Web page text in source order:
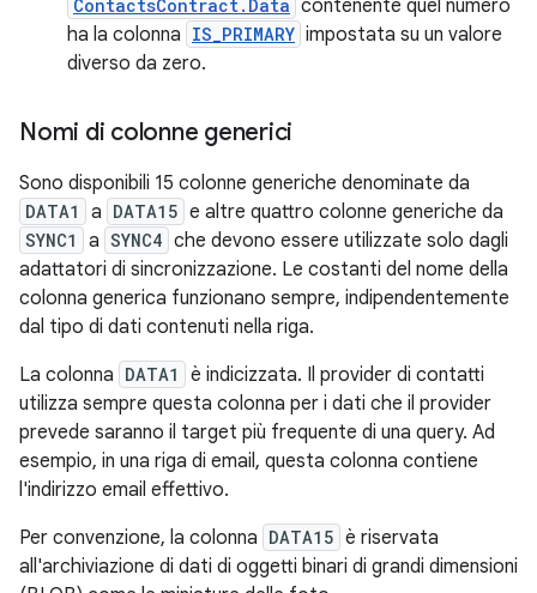
ContactsContract.Data contenente quel numero
ha la colonna IS_PRIMARY impostata su un valore
diverso da zero.
Nomi di colonne generici
Sono disponibili 15 colonne generiche denominate da
DATA1 a DATA15 e altre quattro colonne generiche da
SYNC1 a SYNC4 che devono essere utilizzate solo dagli
adattatori di sincronizzazione. Le costanti del nome della
colonna generica funzionano sempre, indipendentemente
dal tipo di dati contenuti nella riga.
La colonna DATA1
è indicizzata. Il provider di contatti
utilizza sempre questa colonna per i dati che il provider
prevede saranno il target più frequente di una query. Ad
esempio, in una riga di email, questa colonna contiene
l'indirizzo email effettivo.
Per convenzione, la colonna DATA15 è riservata
all'archiviazione di dati di oggetti binari di grandi dimensioni